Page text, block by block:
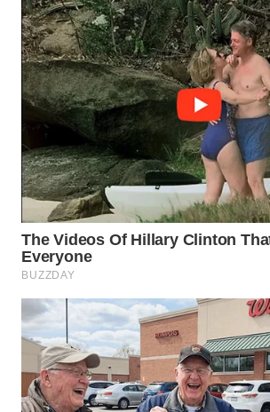
TINGGI
WN
PAKPAK
WN
KARAWANG
WN
BEKASI
WN
BOGOR
DEPOK
WN
TAPANULI